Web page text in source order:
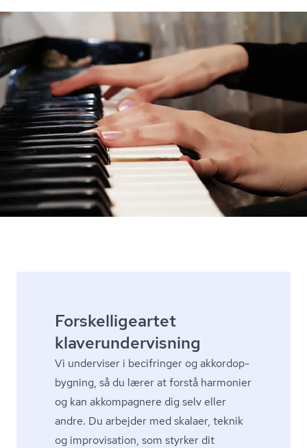
Forskelligeartet
klaverundervisning
Vi underviser i becifringer og ak­kordop­
byg­ning, så du lærer at forstå harmonier
og kan akkompagnere dig selv eller
andre. Du arbejder med skalaer, teknik
og improvisation, som styrker dit